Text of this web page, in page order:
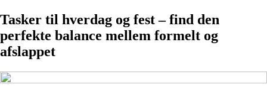
Tasker til hverdag og fest – find den
perfekte balance mellem formelt og
afslappet